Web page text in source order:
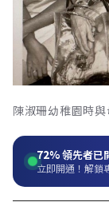
陳淑珊幼稚園時
72%領先者已
立即開通！解鎖